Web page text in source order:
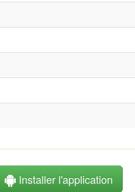
Installer l'application